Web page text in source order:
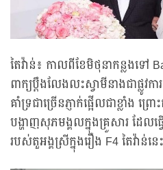
តៃវ៉ាន់៖ កាលពីខែមិថុនាកន្លងទៅ
ពាក្យប្តឹងលែងលះស្វាមីនាងជាផ្លូវក
គាំទ្រជាច្រើនភ្ញាក់ផ្អើលជាខ្លាំង ព្
បង្ហាញសុភមង្គលក្នុងគ្រួសារ ដែល
របស់តួអង្គស្រីក្នុងរឿង F4 តៃវ៉ាន់នេ